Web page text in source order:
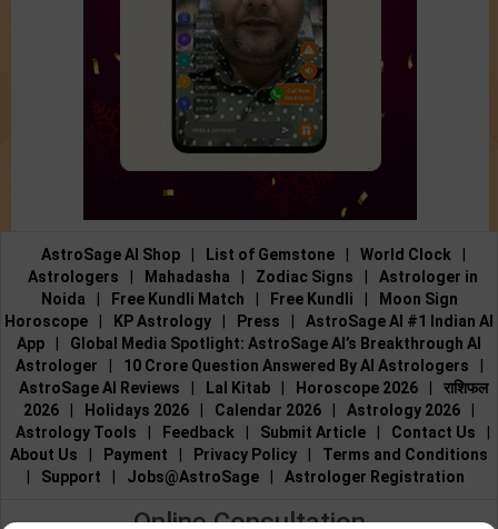
AstroSage AI Shop List of Gemstone World Clock
Astrologers
Mahadasha Zodiac Signs
Astrologer in
Noida
Free Kundli Match Free Kundli
Moon Sign
Horoscope
KP Astrology Press
AstroSage AI #1 Indian AI
App
Global Media Spotlight: AstroSage AI’s Breakthrough AI
Astrologer
10 Crore Question Answered By AI Astrologers
AstroSage AI Reviews
Lal Kitab Horoscope 2026
राशिफल
2026
Holidays 2026 Calendar 2026 Astrology 2026
Astrology Tools
Feedback Submit Article Contact Us
About Us
Payment Privacy Policy
Terms and Conditions
Support Jobs@AstroSage Astrologer Registration
Online Consultation